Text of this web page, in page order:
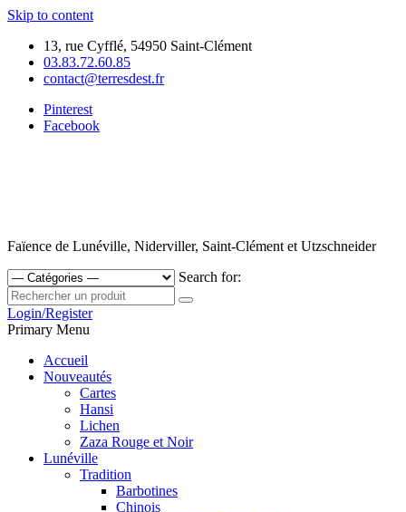
Skip to content
13, rue Cyfflé, 54950 Saint-Clément
03.83.72.60.85
contact@terresdest.fr
Pinterest
Facebook
Faïence de Lunéville, Niderviller, Saint-Clément et Utzschneider
Search for:
Login/Register
Primary Menu
Accueil
Nouveautés
Cartes
Hansi
Lichen
Zaza Rouge et Noir
Lunéville
Tradition
Barbotines
Chinois